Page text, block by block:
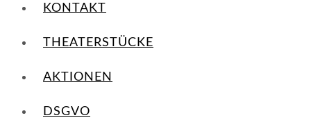
KONTAKT
THEATERSTÜCKE
AKTIONEN
DSGVO